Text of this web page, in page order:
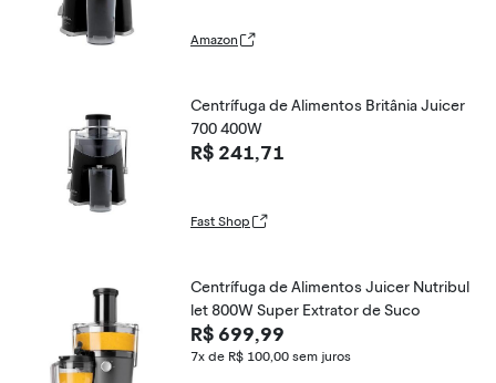
Amazon
Centrífuga de Alimentos Britânia Juicer
700 400W
R$ 241,71
Fast Shop
Centrífuga de Alimentos Juicer Nutribul
let 800W Super Extrator de Suco
R$ 699,99
7x de R$ 100,00 sem juros